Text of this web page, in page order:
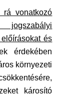
rá vonatkozó
és
érdekében
környezeti
károsító